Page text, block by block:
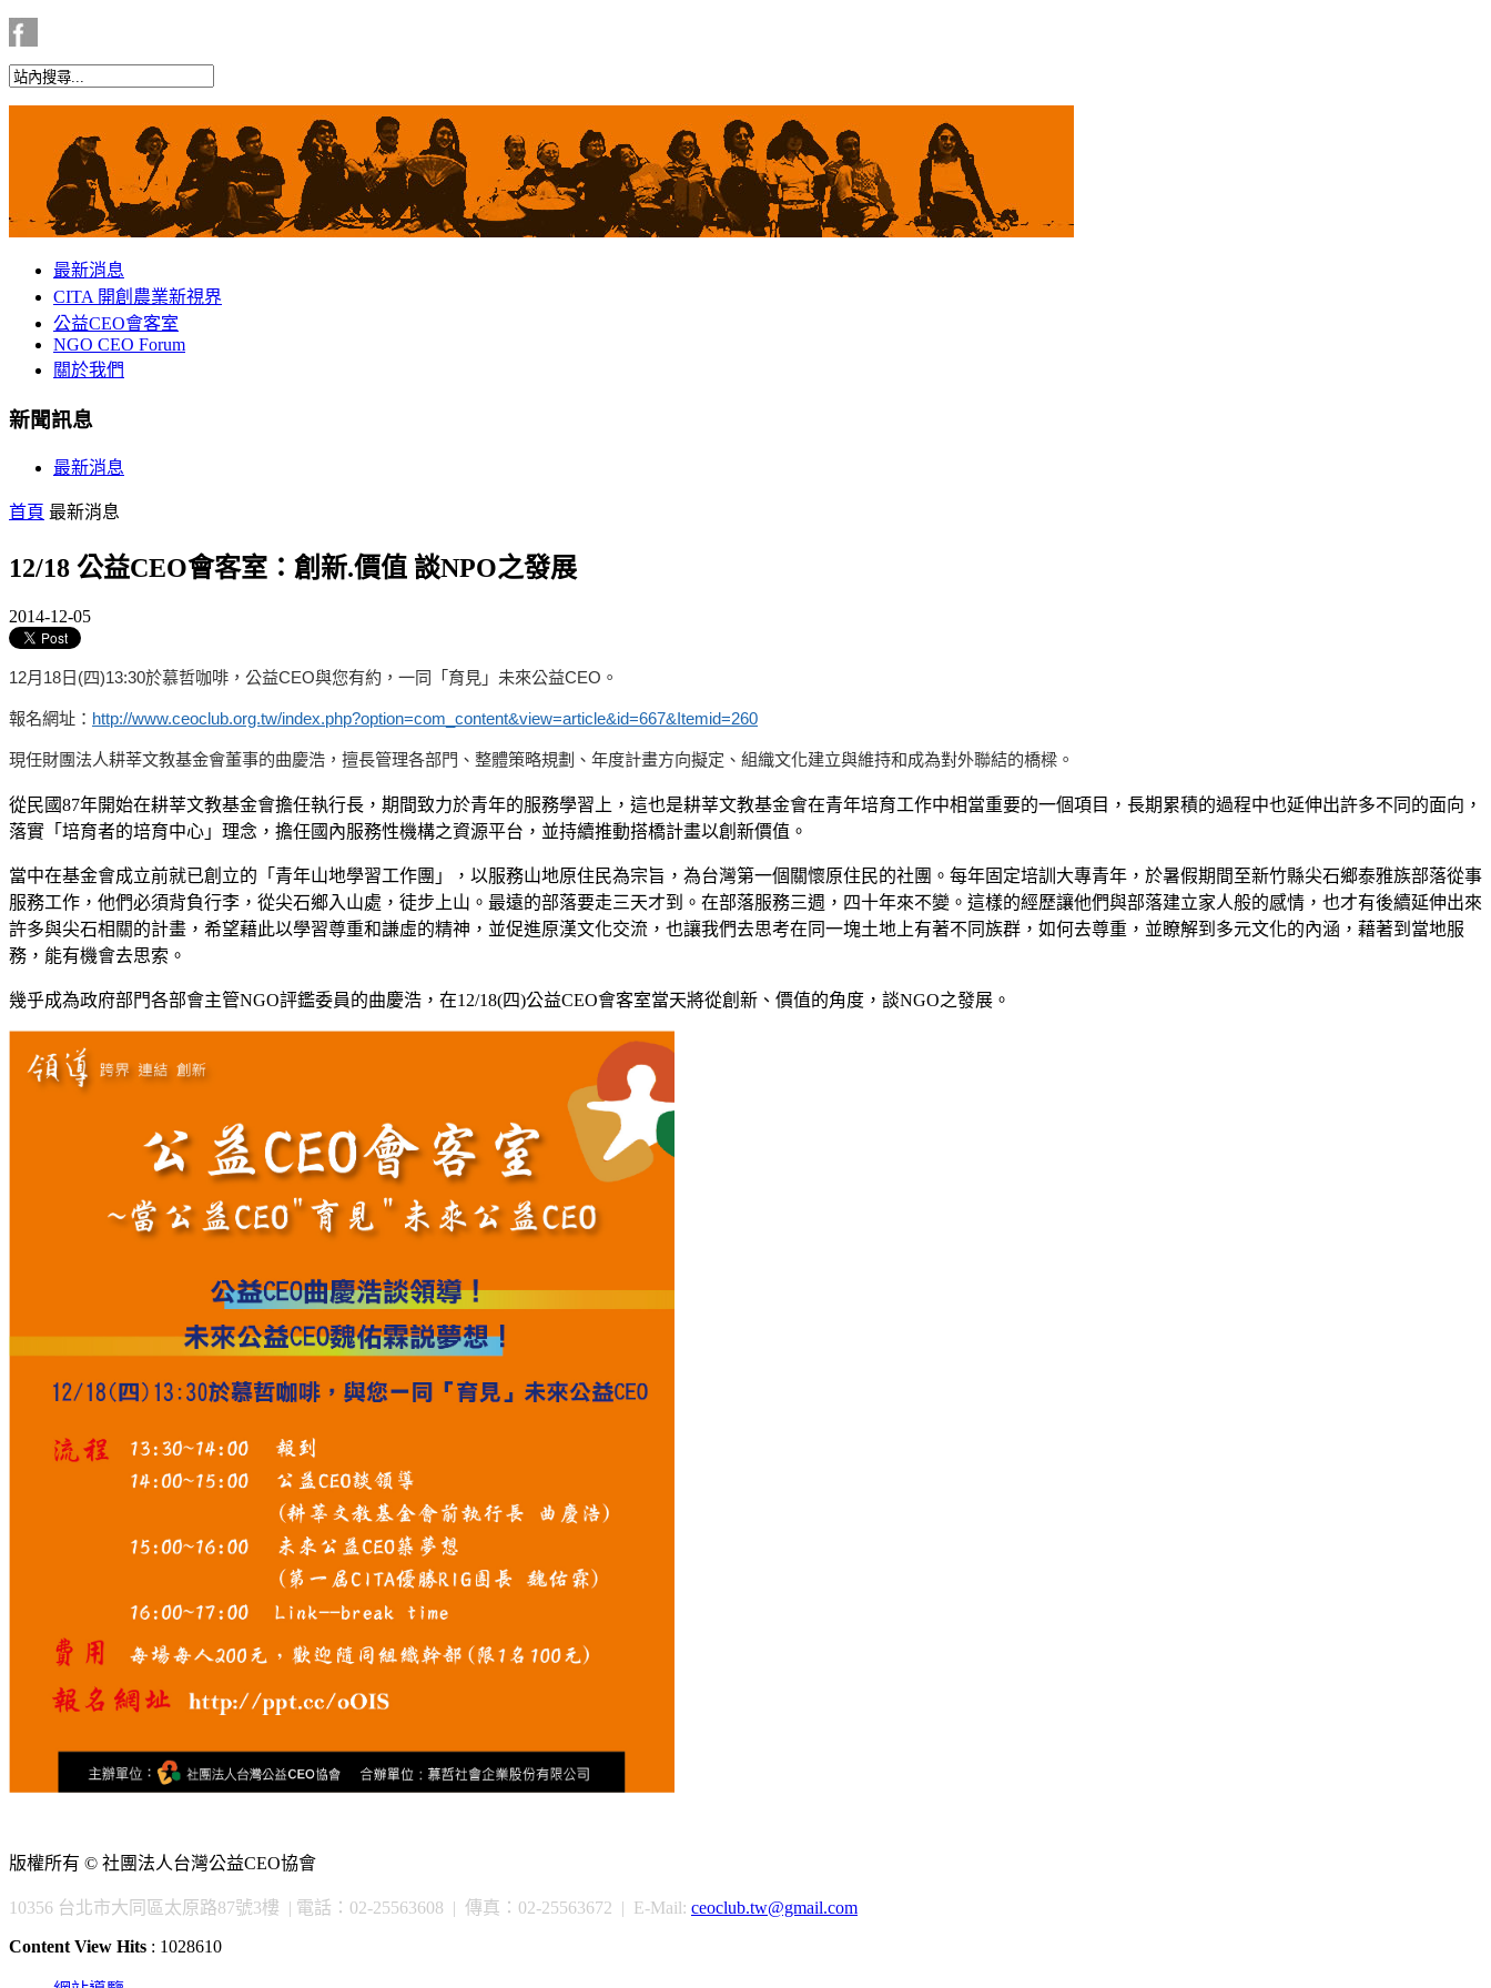
最新消息
CITA 開創農業新視界
公益CEO會客室
NGO CEO Forum
關於我們
新聞訊息
最新消息
首頁 最新消息
12/18 公益CEO會客室：創新.價值 談NPO之發展
2014-12-05
12月18日(四)13:30於慕哲咖啡，公益CEO與您有約，一同「育見」未來公益CEO。
報名網址： http://www.ceoclub.org.tw/index.php?option=com_content&view=article&id=667&Itemid=260
現任財團法人耕莘文教基金會董事的曲慶浩，擅長管理各部門、整體策略規劃、年度計畫方向擬定、組織文化建立與維持和成為對外聯結的橋樑。
從民國87年開始在耕莘文教基金會擔任執行長，期間致力於青年的服務學習上，這也是耕莘文教基金會在青年培育工作中相當重要的一個項目，長期累積的過程中也延伸出許多不同的面向，
落實「培育者的培育中心」理念，擔任國內服務性機構之資源平台，並持續推動搭橋計畫以創新價值。
當中在基金會成立前就已創立的「青年山地學習工作團」，以服務山地原住民為宗旨，為台灣第一個關懷原住民的社團。每年固定培訓大專青年，於暑假期間至新竹縣尖石鄉泰雅族部落從事
服務工作，他們必須背負行李，從尖石鄉入山處，徒步上山。最遠的部落要走三天才到。在部落服務三週，四十年來不變。這樣的經歷讓他們與部落建立家人般的感情，也才有後續延伸出來
許多與尖石相關的計畫，希望藉此以學習尊重和謙虛的精神，並促進原漢文化交流，也讓我們去思考在同一塊土地上有著不同族群，如何去尊重，並瞭解到多元文化的內涵，藉著到當地服
務，能有機會去思索。
幾乎成為政府部門各部會主管NGO評鑑委員的曲慶浩，在12/18(四)公益CEO會客室當天將從創新、價值的角度，談NGO之發展。
版權所有 © 社團法人台灣公益CEO協會
10356 台北市大同區太原路87號3樓 | 電話：02-25563608 | 傳真：02-25563672 | E-Mail: ceoclub.tw@gmail.com
Content View Hits : 1028610